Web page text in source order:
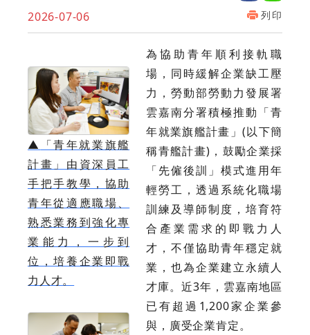
2026-07-06 列印
▲ 「青年就業旗艦
計畫」由資深員工
手把手教學，協助
青年從適應職場、
熟悉業務到強化專
業能力，一步到
位，培養企業即戰
力人才。
為協助青年順利接軌職
場，同時緩解企業缺工壓
力，勞動部勞動力發展署
雲嘉南分署積極推動「青
年就業旗艦計畫」(以下簡
稱青艦計畫)，鼓勵企業採
「先僱後訓」模式進用年
輕勞工，透過系統化職場
訓練及導師制度，培育符
合產業需求的即戰力人
才，不僅協助青年穩定就
業，也為企業建立永續人
才庫。近3年，雲嘉南地區
已有超過1,200家企業參
與，廣受企業肯定。